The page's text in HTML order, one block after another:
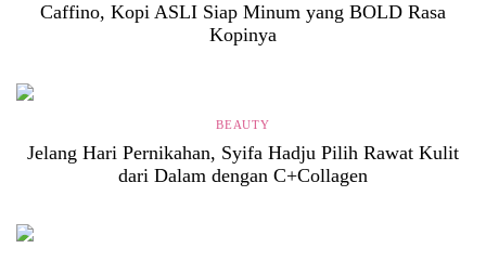
Caffino, Kopi ASLI Siap Minum yang BOLD Rasa
Kopinya
BEAUTY
Jelang Hari Pernikahan, Syifa Hadju Pilih Rawat Kulit
dari Dalam dengan C+Collagen